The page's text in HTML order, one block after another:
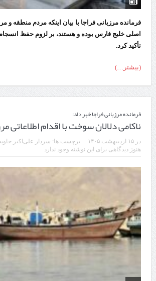
فرمانده مرزبانی فراجا با بیان اینکه مردم منطقه و
اصلی خلیج فارس بوده و هستند، بر لزوم حفظ
تأکید کرد.
(بیشتر…)
فرمانده مرزبانی فراجا خبر داد:
ناکامی دلالان سوخت با اقدام اطلاعاتی
در ۱۵ اردیبهشت ۱۴۰۵ برچسب ها: سردار علی‌اکبر
هنوز دیدگاهی برای این نوشته وجود ندارد